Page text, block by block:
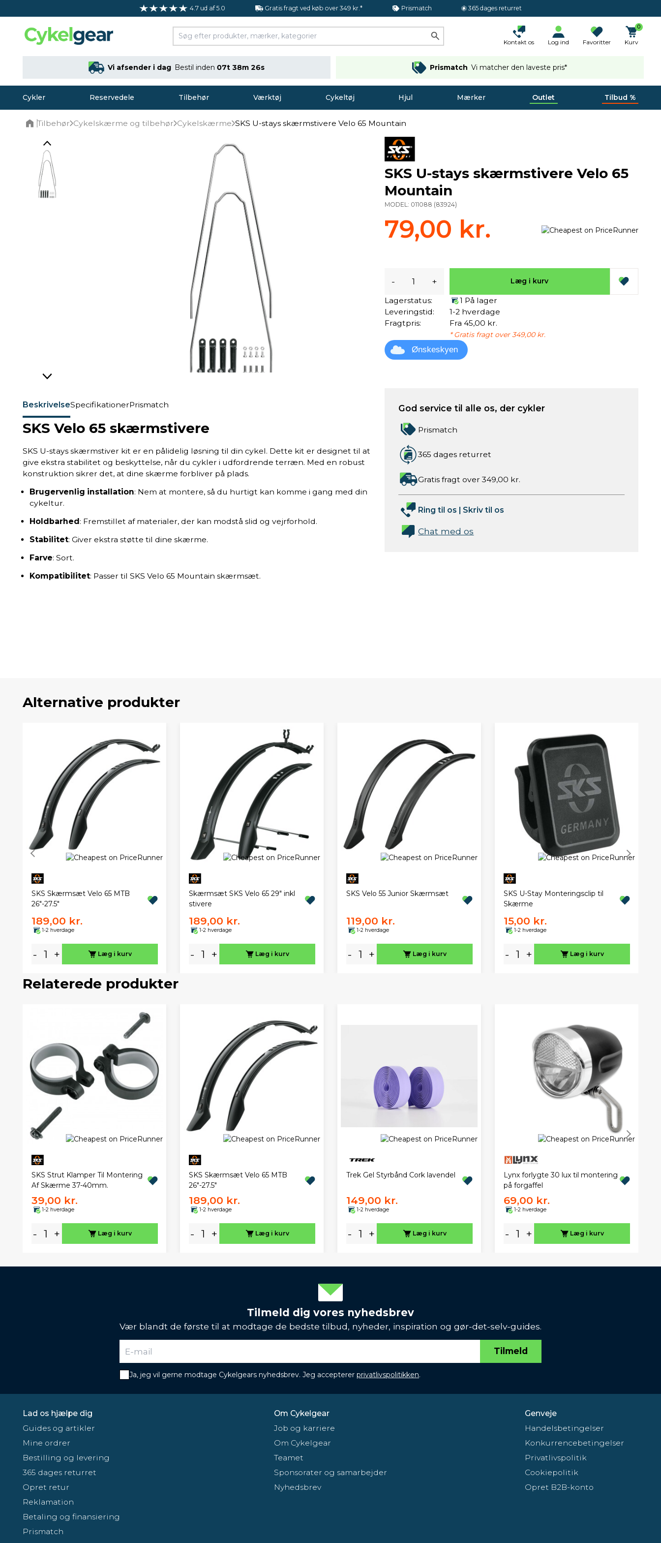
4.7 ud af 5.0 Gratis fragt ved køb over 349 kr.* Prismatch 365 dages returret
Kontakt os Log ind Favoritter
0
Kurv
Vi afsender i dag Bestil inden07t 38m 25s Prismatch Vi matcher den laveste pris*
Cykler Reservedele Tilbehør Værktøj Cykeltøj Hjul Mærker Outlet Tilbud %
Tilbehør Cykelskærme og tilbehør Cykelskærme SKS U-stays skærmstivere Velo 65 Mountain
BeskrivelseSpecifikationerPrismatch
SKS Velo 65 skærmstivere
SKS U-stays skærmstiver kit er en pålidelig løsning til din cykel. Dette kit er designet til at
give ekstra stabilitet og beskyttelse, når du cykler i udfordrende terræn. Med en robust
konstruktion sikrer det, at dine skærme forbliver på plads.
Brugervenlig installation: Nem at montere, så du hurtigt kan komme i gang med din
cykeltur.
Holdbarhed: Fremstillet af materialer, der kan modstå slid og vejrforhold.
Stabilitet: Giver ekstra støtte til dine skærme.
Farve: Sort.
Kompatibilitet: Passer til SKS Velo 65 Mountain skærmsæt.
SKS U-stays skærmstivere Velo 65
Mountain
MODEL: 011088 (83924)
79,00 kr.
- + Læg i kurv
Lagerstatus:
1 På lager
Leveringstid:
1-2 hverdage
Fragtpris:
Fra 45,00 kr.
* Gratis fragt over 349,00 kr.
Ønskeskyen
God service til alle os, der cykler
Prismatch
365 dages returret
Gratis fragt over 349,00 kr.
Ring til os | Skriv til os
Chat med os
Alternative produkter
SKS Skærmsæt Velo 65 MTB
26"-27.5"
189,00 kr.
1-2 hverdage
- + Læg i kurv
Skærmsæt SKS Velo 65 29" inkl
stivere
189,00 kr.
1-2 hverdage
- + Læg i kurv
SKS Velo 55 Junior Skærmsæt
119,00 kr.
1-2 hverdage
- + Læg i kurv
SKS U-Stay Monteringsclip til
Skærme
15,00 kr.
1-2 hverdage
- + Læg i kurv
Relaterede produkter
SKS Strut Klamper Til Montering
Af Skærme 37-40mm.
39,00 kr.
1-2 hverdage
- + Læg i kurv
SKS Skærmsæt Velo 65 MTB
26"-27.5"
189,00 kr.
1-2 hverdage
- + Læg i kurv
Trek Gel Styrbånd Cork lavendel
149,00 kr.
1-2 hverdage
- + Læg i kurv
Lynx forlygte 30 lux til montering
på forgaffel
69,00 kr.
1-2 hverdage
- + Læg i kurv
Tilmeld dig vores nyhedsbrev
Vær blandt de første til at modtage de bedste tilbud, nyheder, inspiration og gør-det-selv-guides.
Tilmeld
Ja, jeg vil gerne modtage Cykelgears nyhedsbrev. Jeg accepterer privatlivspolitikken.
Lad os hjælpe dig
Guides og artikler
Mine ordrer
Bestilling og levering
365 dages returret
Opret retur
Reklamation
Betaling og finansiering
Prismatch
Om Cykelgear
Job og karriere
Om Cykelgear
Teamet
Sponsorater og samarbejder
Nyhedsbrev
Genveje
Handelsbetingelser
Konkurrencebetingelser
Privatlivspolitik
Cookiepolitik
Opret B2B-konto